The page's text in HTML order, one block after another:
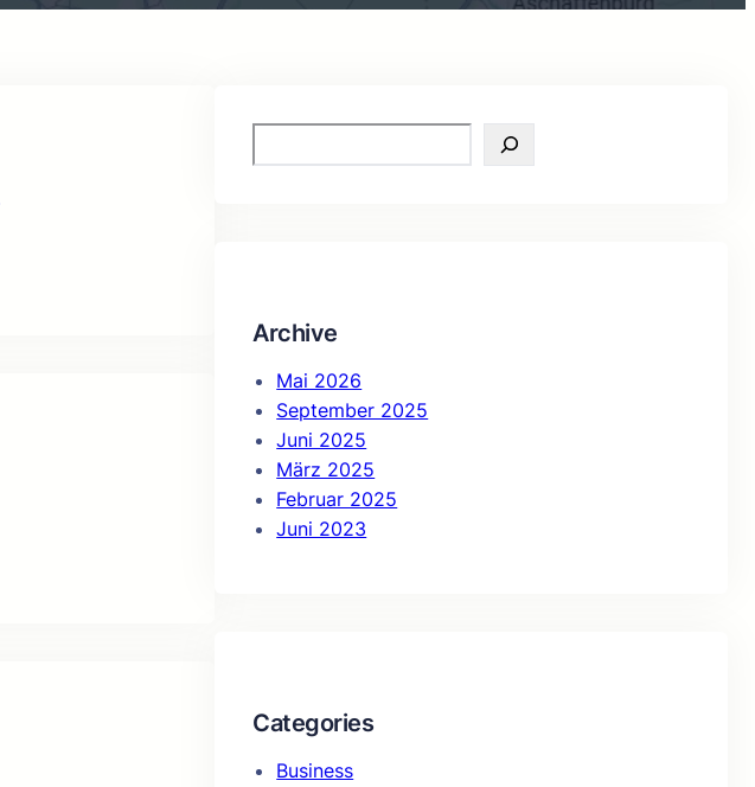
e
Archive
Mai 2026
September 2025
Juni 2025
März 2025
Februar 2025
Juni 2023
Categories
Business